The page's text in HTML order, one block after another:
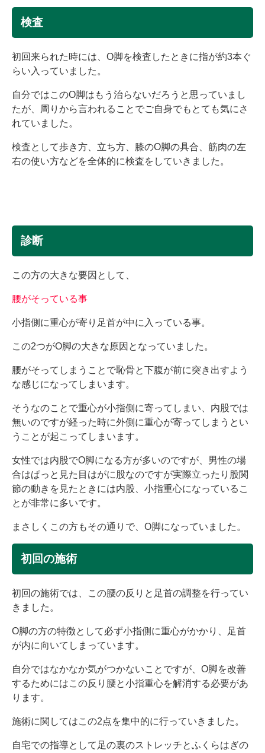
検査
初回来られた時には、O脚を検査したときに指が約3本ぐ
らい入っていました。
自分ではこのO脚はもう治らないだろうと思っていまし
たが、周りから言われることでご自身でもとても気にさ
れていました。
検査として歩き方、立ち方、膝のO脚の具合、筋肉の左
右の使い方などを全体的に検査をしていきました。
診断
この方の大きな要因として、
腰がそっている事
小指側に重心が寄り足首が中に入っている事。
この2つがO脚の大きな原因となっていました。
腰がそってしまうことで恥骨と下腹が前に突き出すよう
な感じになってしまいます。
そうなのことで重心が小指側に寄ってしまい、内股では
無いのですが経った時に外側に重心が寄ってしまうとい
うことが起こってしまいます。
女性では内股でO脚になる方が多いのですが、男性の場
合はぱっと見た目はがに股なのですが実際立ったり股関
節の動きを見たときには内股、小指重心になっているこ
とが非常に多いです。
まさしくこの方もその通りで、O脚になっていました。
初回の施術
初回の施術では、この腰の反りと足首の調整を行ってい
きました。
O脚の方の特徴として必ず小指側に重心がかかり、足首
が内に向いてしまっています。
自分ではなかなか気がつかないことですが、O脚を改善
するためにはこの反り腰と小指重心を解消する必要があ
ります。
施術に関してはこの2点を集中的に行っていきました。
自宅での指導として足の裏のストレッチとふくらはぎの